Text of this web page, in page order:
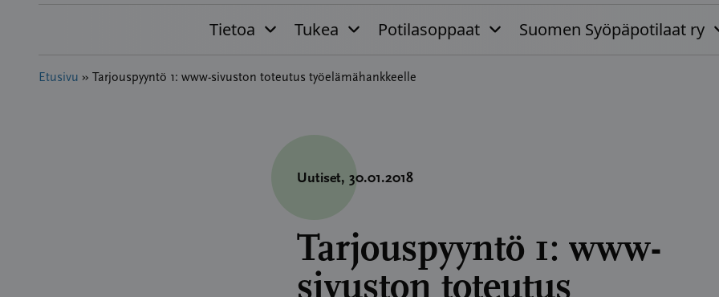
Tietoa Tukea Potilasoppaat Suomen Syöpäpotilaat ry
Etusivu » Tarjouspyyntö 1: www-sivuston toteutus työelämähankkeelle
Uutiset, 30.01.2018
Tarjouspyyntö 1: www-
sivuston toteutus